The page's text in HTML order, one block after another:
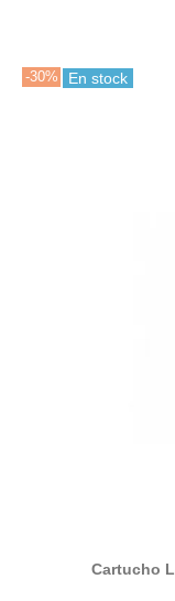
-30% En stock
Cartucho